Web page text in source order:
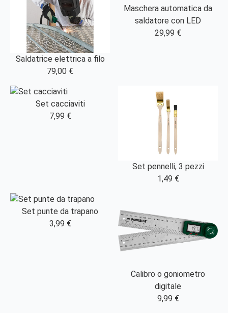
Saldatrice elettrica a filo
79,00 €
Maschera automatica da
saldatore con LED
29,99 €
Set cacciaviti
7,99 €
Set pennelli, 3 pezzi
1,49 €
Set punte da trapano
3,99 €
Calibro o goniometro
digitale
9,99 €